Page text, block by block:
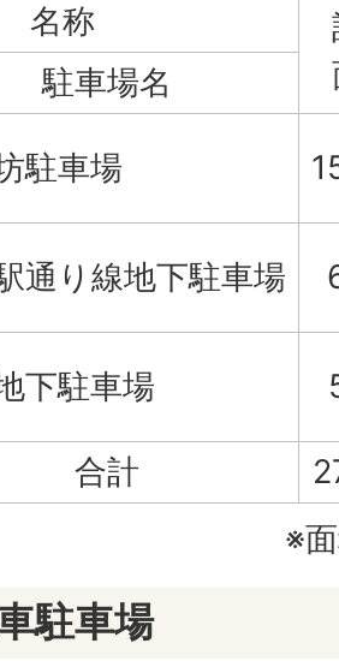
名称
駐車場名
駐車場
通り線地下駐車場
下駐車場
合計
※
駐車場